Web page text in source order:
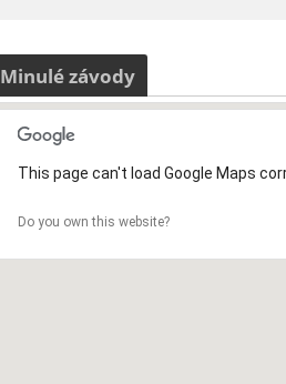
Minulé závody
This page can't load Google Maps
Do you own this website?